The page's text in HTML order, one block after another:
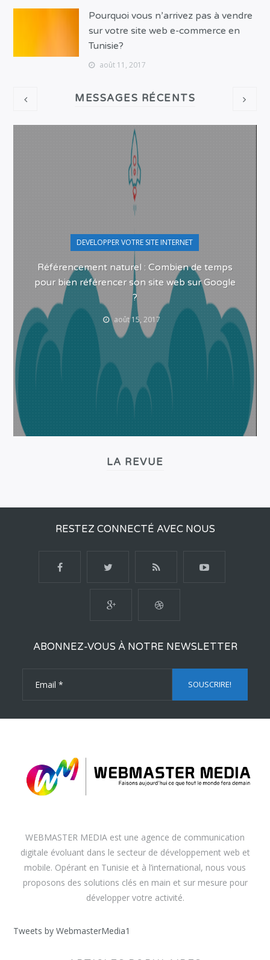
Pourquoi vous n’arrivez pas à vendre
sur votre site web e-commerce en
Tunisie?
août 11, 2017
MESSAGES RÉCENTS
DEVELOPPER VOTRE SITE INTERNET
Référencement naturel : Combien de temps
pour bien référencer son site web sur Google
?
août 15, 2017
LA REVUE
RESTEZ CONNECTÉ AVEC NOUS
ABONNEZ-VOUS À NOTRE NEWSLETTER
WEBMASTER MEDIA est une agence de communication
digitale évoluant dans le secteur de développement web et
mobile. Opérant en Tunisie et à l’international, nous vous
proposons des solutions clés en main et sur mesure pour
développer votre activité.
Tweets by WebmasterMedia1